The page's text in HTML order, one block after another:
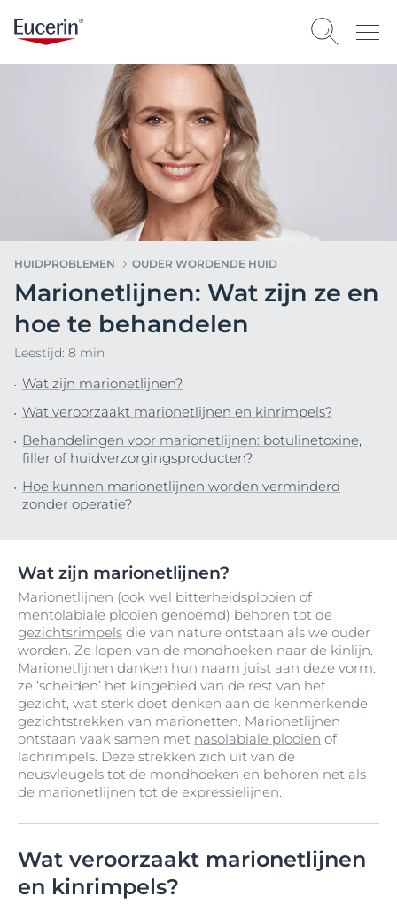
HUIDPROBLEMEN OUDER WORDENDE HUID
Marionetlijnen: Wat zijn ze en
hoe te behandelen
Leestijd: 8 min
Wat zijn marionetlijnen?
Wat veroorzaakt marionetlijnen en kinrimpels?
Behandelingen voor marionetlijnen: botulinetoxine,
filler of huidverzorgingsproducten?
Hoe kunnen marionetlijnen worden verminderd
zonder operatie?
Wat zijn marionetlijnen?
Marionetlijnen (ook wel bitterheidsplooien of
mentolabiale plooien genoemd) behoren tot de
gezichtsrimpels die van nature ontstaan als we ouder
worden. Ze lopen van de mondhoeken naar de kinlijn.
Marionetlijnen danken hun naam juist aan deze vorm:
ze ‘scheiden’ het kingebied van de rest van het
gezicht, wat sterk doet denken aan de kenmerkende
gezichtstrekken van marionetten. Marionetlijnen
ontstaan vaak samen met nasolabiale plooien of
lachrimpels. Deze strekken zich uit van de
neusvleugels tot de mondhoeken en behoren net als
de marionetlijnen tot de expressielijnen.
Wat veroorzaakt marionetlijnen
en kinrimpels?